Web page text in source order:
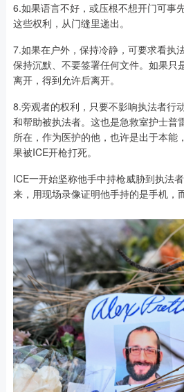
6.如果语言不好，或压根不想开门可事
这些权利，从门缝里递出。
7.如果在户外，保持冷静，可要求看执
保持沉默、不要签署任何文件。如果只
离开，得到允许后离开。
8.旁观者的权利，只要不影响执法者行
和帮助被执法者。这也是急救室护士普
所在，作为医护的他，也许是出于本能
果被ICE开枪打死。
ICE一开始坚称他手中持枪威胁到执法
来，用现场录像证明他手持的是手机，